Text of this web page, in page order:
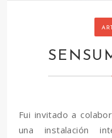
Fui invitado a
una instalación